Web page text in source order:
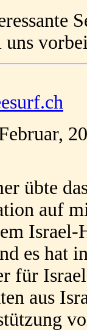
uns
übte
auf
es hat
für
aus